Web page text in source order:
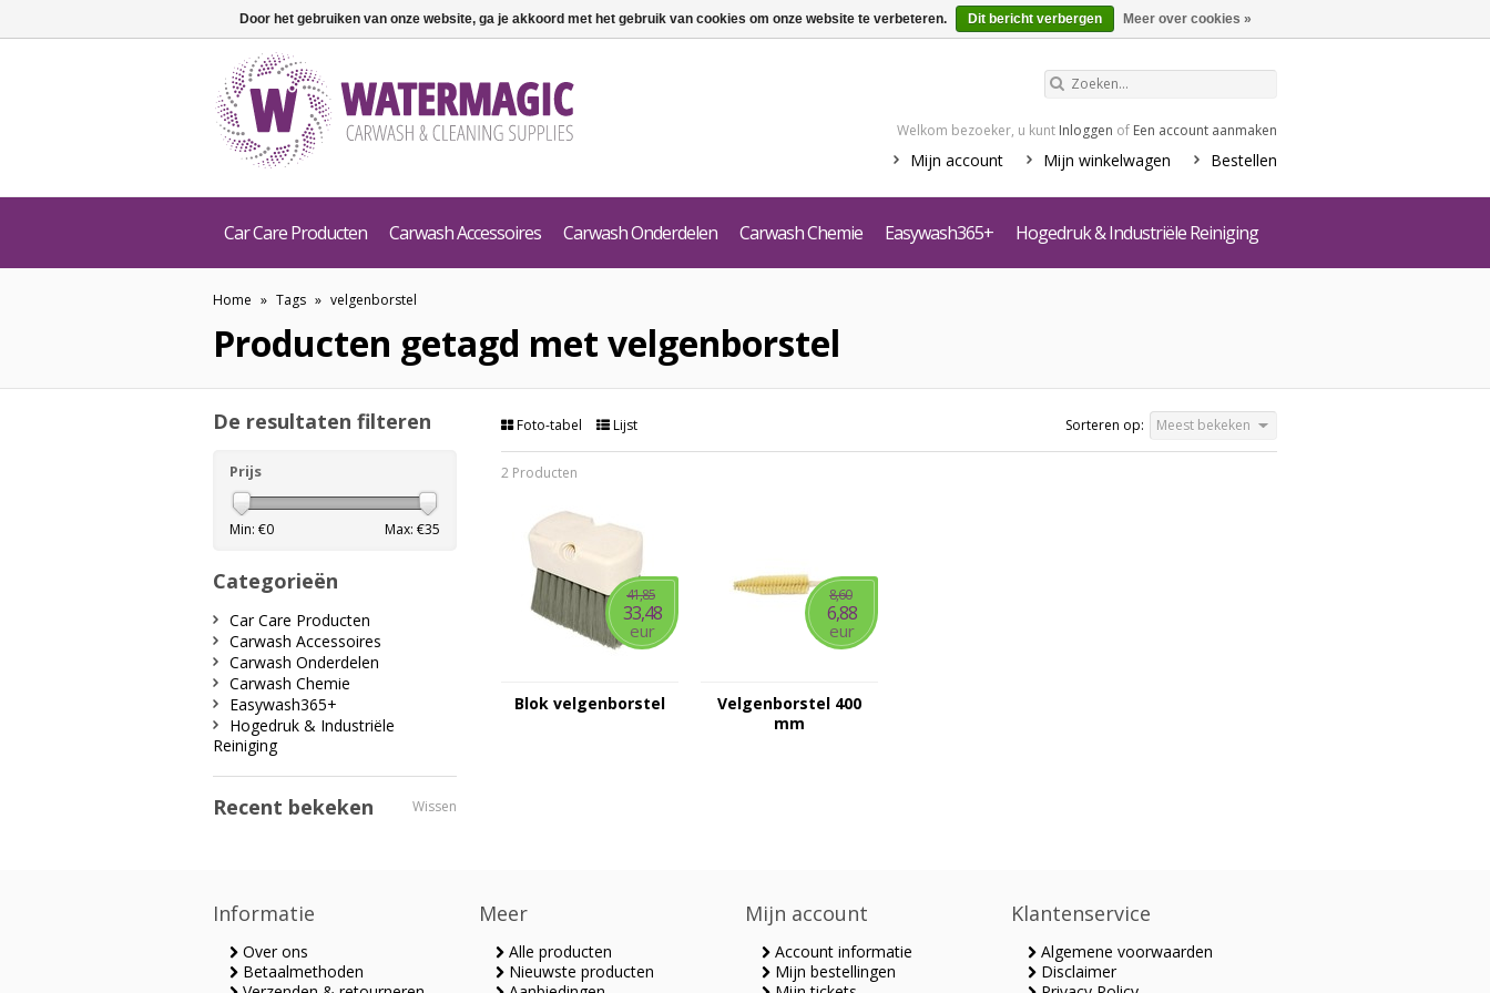
Welkom bezoeker, u kunt Inloggen of Een account aanmaken
Mijn account Mijn winkelwagen Bestellen
Car Care Producten Carwash Accessoires Carwash Onderdelen Carwash Chemie Easywash365+ Hogedruk & Industriële Reiniging
Home » Tags » velgenborstel
Producten getagd met velgenborstel
Foto-tabel Lijst Sorteren op: Meest bekeken
2 Producten
41,85
33,48
eur
Blok velgenborstel
8,60
6,88
eur
Velgenborstel 400
mm
De resultaten filteren
Prijs
Min: €0 Max: €35
Categorieën
Car Care Producten
Carwash Accessoires
Carwash Onderdelen
Carwash Chemie
Easywash365+
Hogedruk & Industriële
Reiniging
Recent bekeken Wissen
Informatie
Over ons
Betaalmethoden
Meer
Alle producten
Nieuwste producten
Mijn account
Account informatie
Mijn bestellingen
Klantenservice
Algemene voorwaarden
Disclaimer
Door het gebruiken van onze website, ga je akkoord met het gebruik van cookies om onze website te verbeteren. Dit bericht verbergen Meer over cookies »